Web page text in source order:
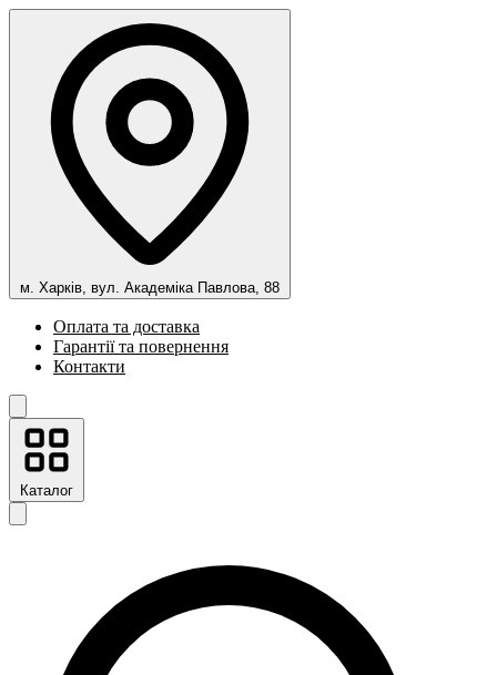
м. Харків, вул. Академіка Павлова, 88
Оплата та доставка
Гарантії та повернення
Контакти
Каталог